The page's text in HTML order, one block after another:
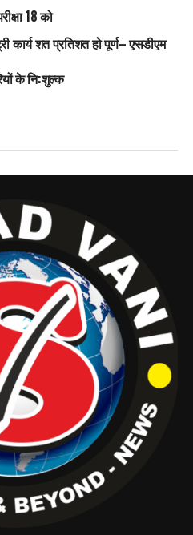
18 को
कार्य शत प्रतिशत हो पूर्ण– एसडीएम
के नि:शुल्क